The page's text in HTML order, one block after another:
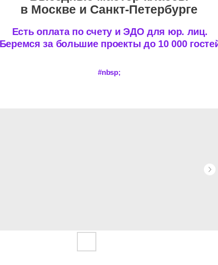
ФОТО И КЕЙСЫ
КОРПОРАТИВНЫМ КЛИЕНТАМ
#nbsp;